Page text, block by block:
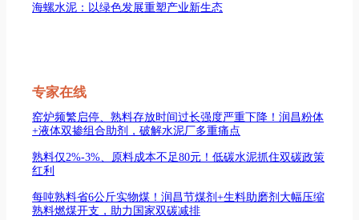
海螺水泥：以绿色发展重塑产业新生态
专家在线
窑炉频繁启停、熟料存放时间过长强度严重下降！润昌粉体
+液体双掺组合助剂，破解水泥厂多重痛点
熟料仅2%-3%、原料成本不足80元！低碳水泥抓住双碳政策
红利
每吨熟料省6公斤实物煤！润昌节煤剂+生料助磨剂大幅压缩
熟料燃煤开支，助力国家双碳减排